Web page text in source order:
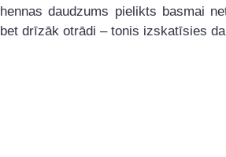
hennas daudzums pielikts basmai
bet drīzāk otrādi – tonis izskatīsies